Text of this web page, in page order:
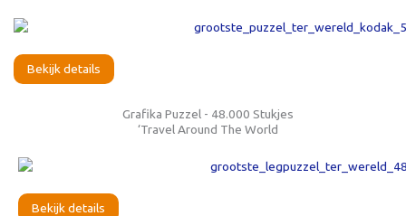
Bekijk details
Grafika Puzzel - 48.000 Stukjes
‘Travel Around The World
Bekijk details